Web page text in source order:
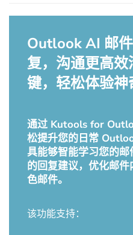
Outlook AI 邮
复，沟通更高
键，轻松体验神
通过 Kutools for
松提升您的日常
具能够智能学习您的
的回复建议，优化邮
色邮件。
该功能支持：